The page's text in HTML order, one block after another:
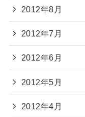
2012年8月
2012年7月
2012年6月
2012年5月
2012年4月